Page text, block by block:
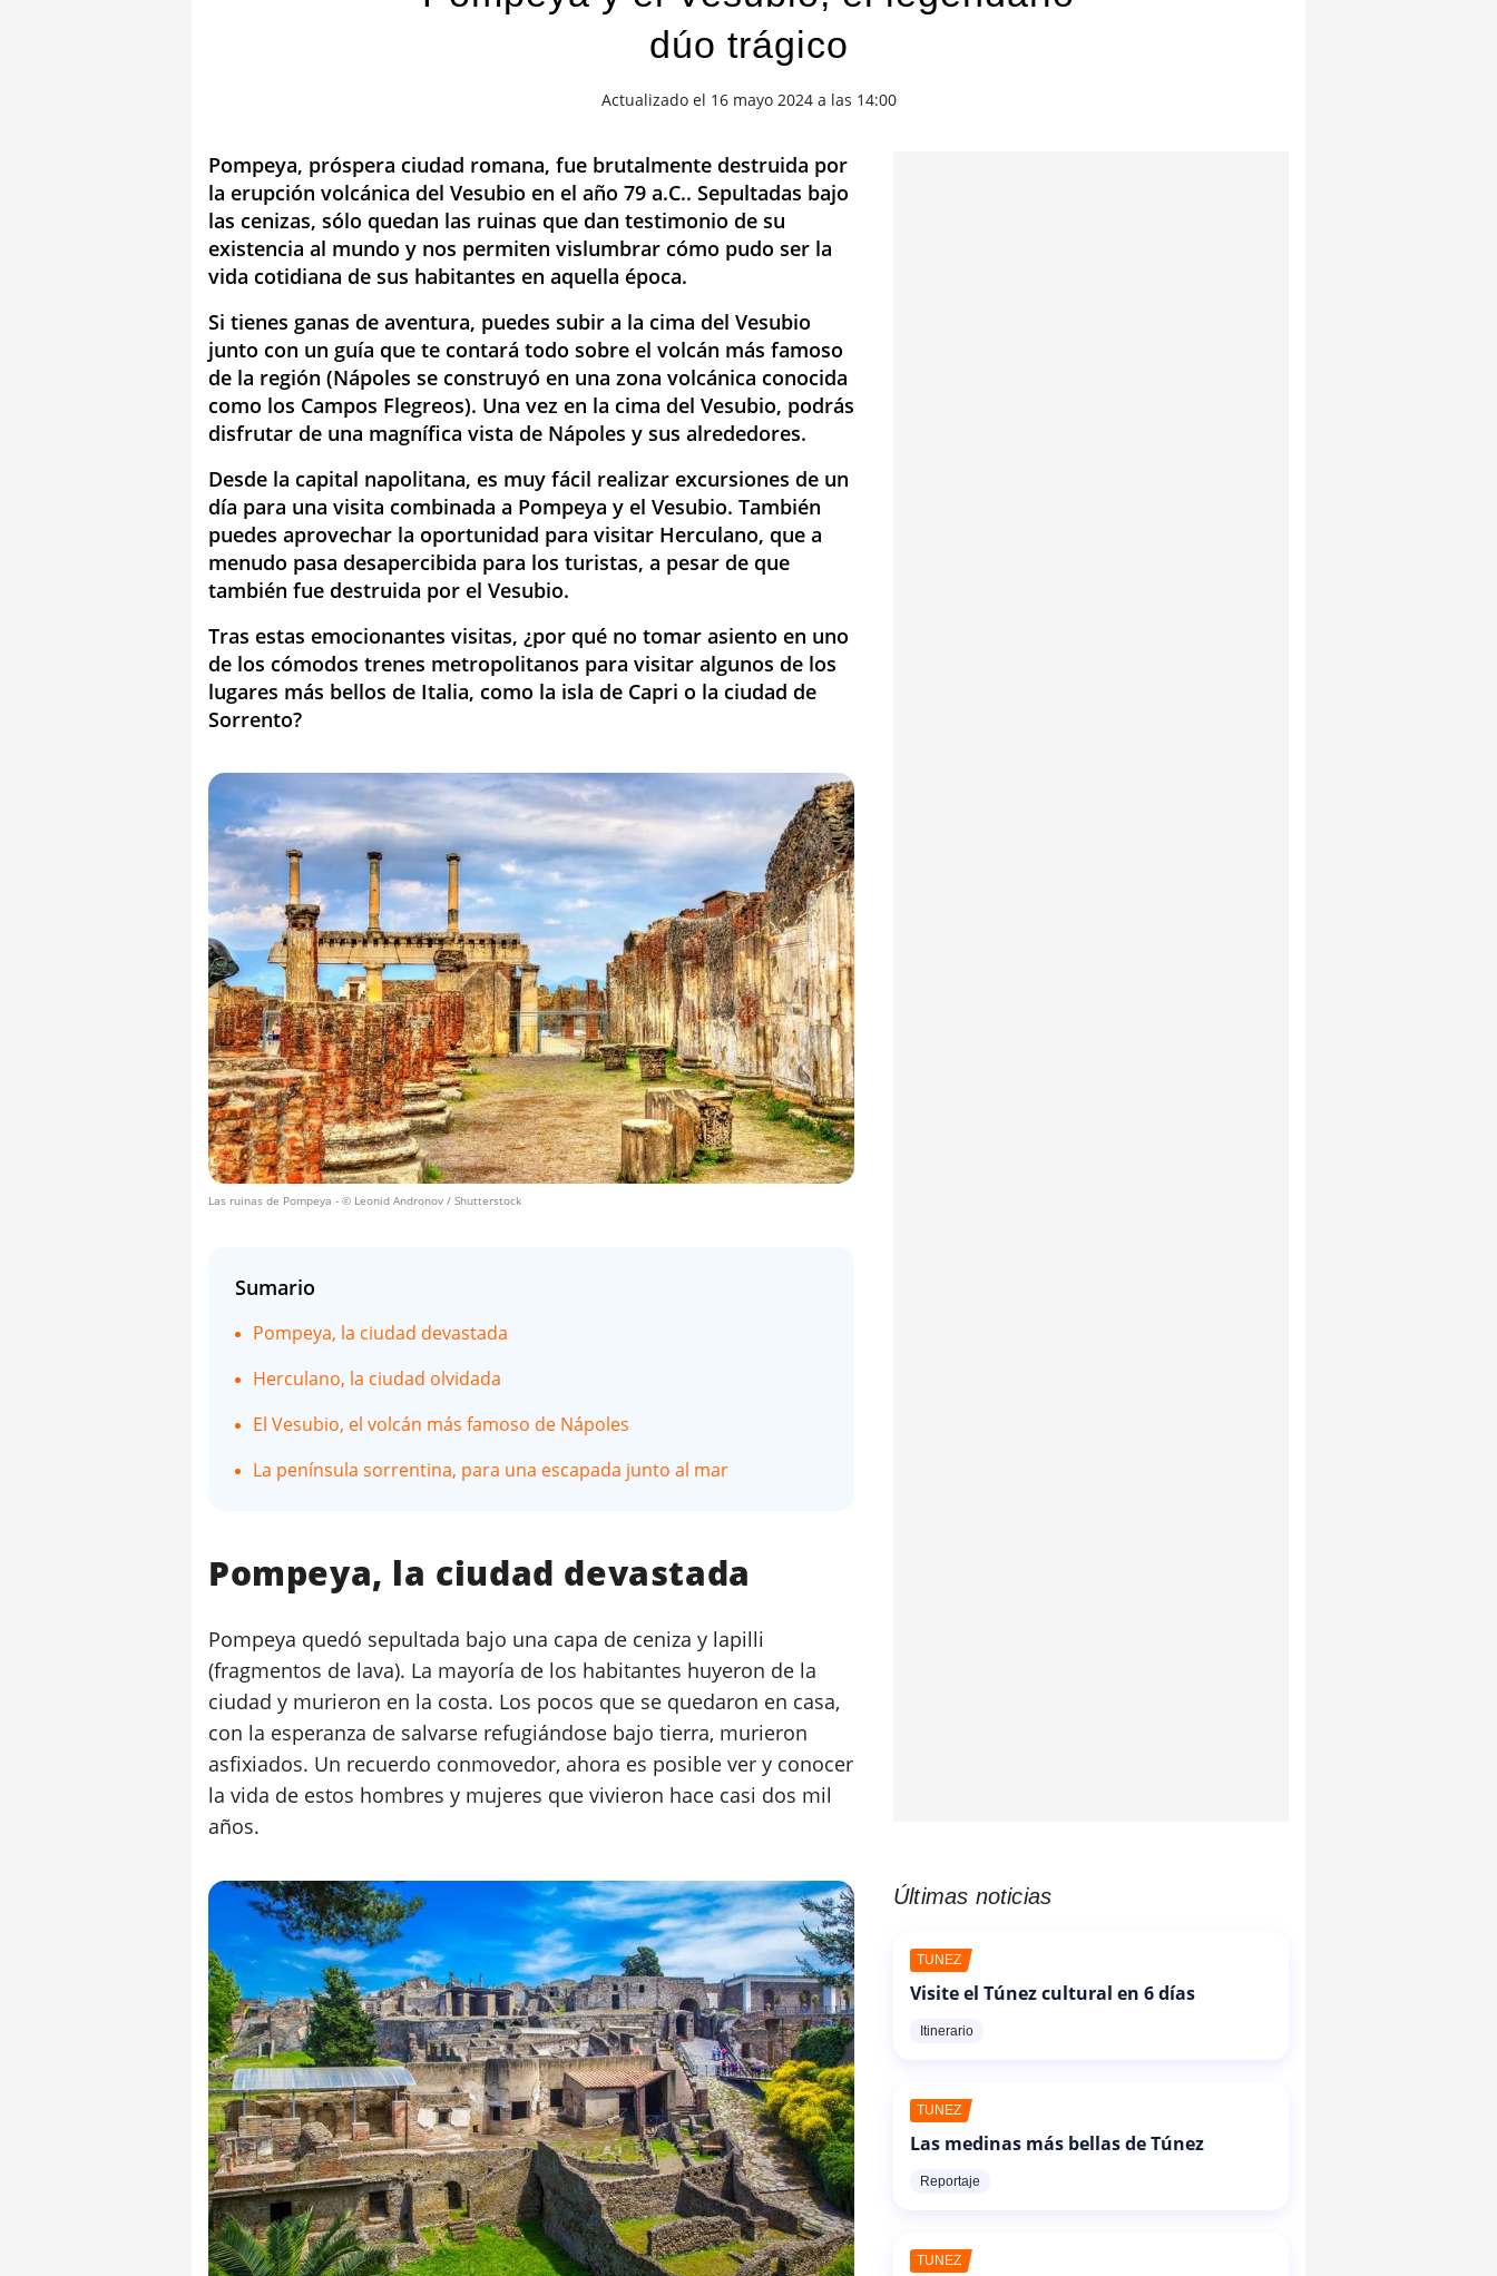
dúo trágico
Actualizado el 16 mayo 2024 a las 14:00
Pompeya, próspera ciudad romana, fue brutalmente destruida por
la erupción volcánica del Vesubio en el año 79 a.C.. Sepultadas bajo
las cenizas, sólo quedan las ruinas que dan testimonio de su
existencia al mundo y nos permiten vislumbrar cómo pudo ser la
vida cotidiana de sus habitantes en aquella época.
Si tienes ganas de aventura, puedes subir a la cima del Vesubio
junto con un guía que te contará todo sobre el volcán más famoso
de la región (Nápoles se construyó en una zona volcánica conocida
como los Campos Flegreos). Una vez en la cima del Vesubio, podrás
disfrutar de una magnífica vista de Nápoles y sus alrededores.
Desde la capital napolitana, es muy fácil realizar excursiones de un
día para una visita combinada a Pompeya y el Vesubio. También
puedes aprovechar la oportunidad para visitar Herculano, que a
menudo pasa desapercibida para los turistas, a pesar de que
también fue destruida por el Vesubio.
Tras estas emocionantes visitas, ¿por qué no tomar asiento en uno
de los cómodos trenes metropolitanos para visitar algunos de los
lugares más bellos de Italia, como la isla de Capri o la ciudad de
Sorrento?
Las ruinas de Pompeya - © Leonid Andronov / Shutterstock
Sumario
Pompeya, la ciudad devastada
Herculano, la ciudad olvidada
El Vesubio, el volcán más famoso de Nápoles
La península sorrentina, para una escapada junto al mar
Pompeya, la ciudad devastada
Pompeya quedó sepultada bajo una capa de ceniza y lapilli
(fragmentos de lava). La mayoría de los habitantes huyeron de la
ciudad y murieron en la costa. Los pocos que se quedaron en casa,
con la esperanza de salvarse refugiándose bajo tierra, murieron
asfixiados. Un recuerdo conmovedor, ahora es posible ver y conocer
la vida de estos hombres y mujeres que vivieron hace casi dos mil
años.
Últimas noticias
TÚNEZ
Visite el Túnez cultural en 6 días
Itinerario
TÚNEZ
Las medinas más bellas de Túnez
Reportaje
TÚNEZ